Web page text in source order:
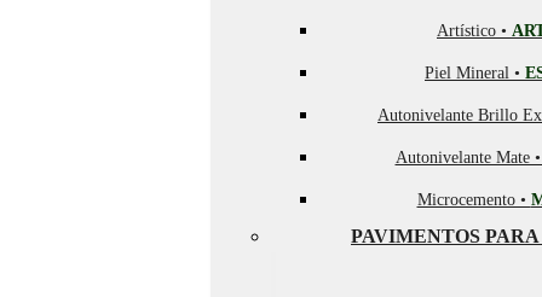
Artístico •
Piel Mineral •
Autonivelante Brillo
Autonivelante Mate
Microcemento •
PAVIMENTOS